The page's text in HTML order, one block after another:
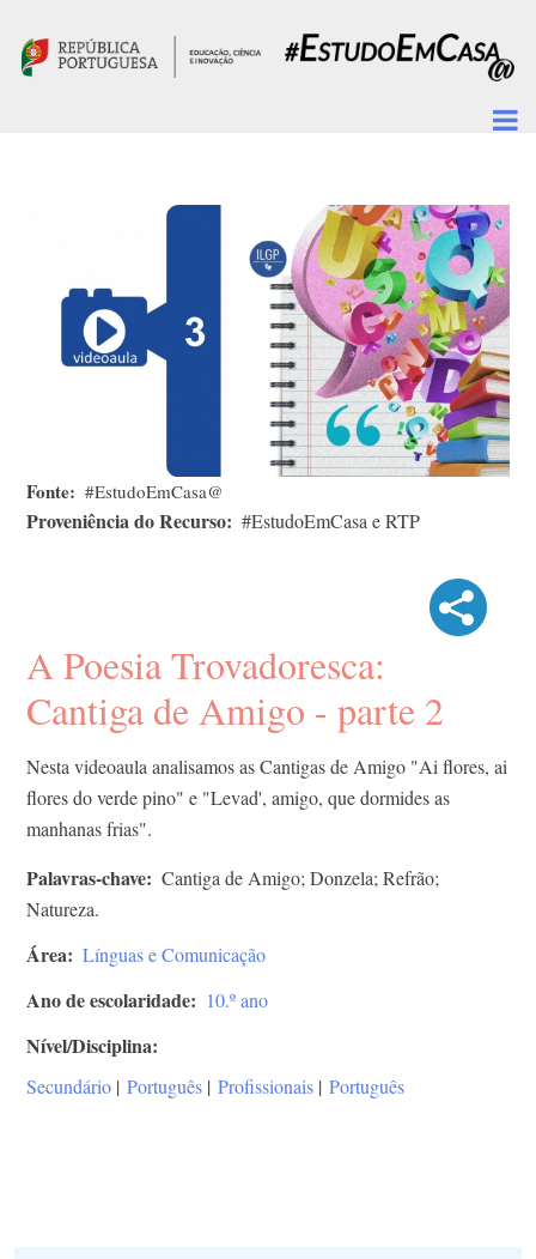
Fonte #EstudoEmCasa@
Proveniência do Recurso #EstudoEmCasa e RTP
A Poesia Trovadoresca:
Cantiga de Amigo - parte 2
Nesta videoaula analisamos as Cantigas de Amigo "Ai flores, ai
flores do verde pino" e "Levad', amigo, que dormides as
manhanas frias".
Palavras-chave
Cantiga de Amigo; Donzela; Refrão;
Natureza.
Área Línguas e Comunicação
Ano de escolaridade 10.º ano
Nível/Disciplina
Secundário | Português | Profissionais | Português